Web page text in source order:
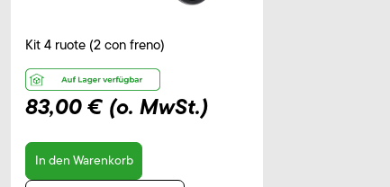
Kit 4 ruote (2 con freno)
83,00 € (o. MwSt.)
In den Warenkorb